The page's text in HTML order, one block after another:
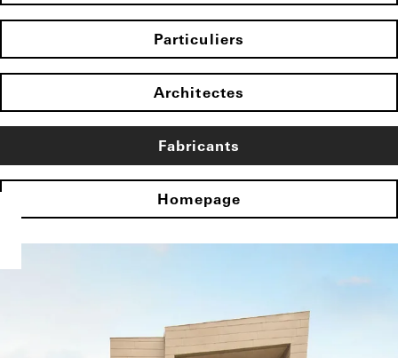
Particuliers
Architectes
Fabricants
Homepage